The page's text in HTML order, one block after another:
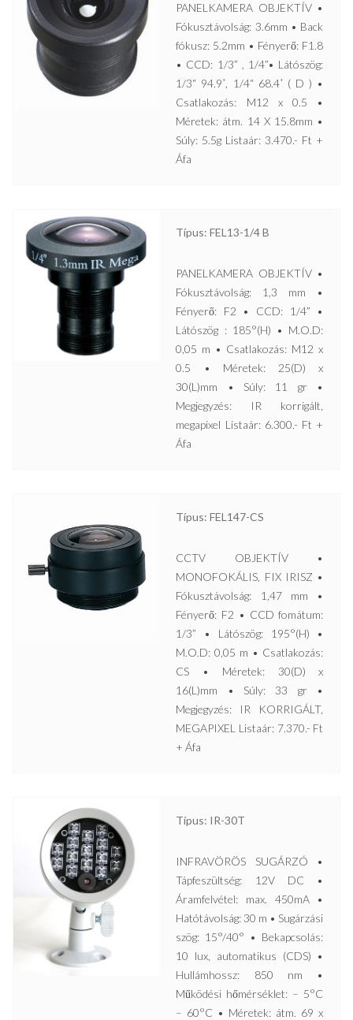
PANELKAMERA OBJEKTÍV •
Fókusztávolság: 3.6mm • Back
fókusz: 5.2mm • Fényerő: F1.8
• CCD: 1/3” , 1/4”• Látószög:
1/3“ 94.9˚, 1/4“ 68.4˚ ( D ) •
Csatlakozás: M12 x 0.5 •
Méretek: átm. 14 X 15.8mm •
Súly: 5.5g Listaár: 3.470.- Ft +
Áfa
Típus: FEL13-1/4 B
PANELKAMERA OBJEKTÍV •
Fókusztávolság: 1,3 mm •
Fényerő: F2 • CCD: 1/4” •
Látószög : 185°(H) • M.O.D:
0,05 m • Csatlakozás: M12 x
0.5 • Méretek: 25(D) x
30(L)mm • Súly: 11 gr •
Megjegyzés: IR korrigált,
megapixel Listaár: 6.300.- Ft +
Áfa
Típus: FEL147-CS
CCTV OBJEKTÍV •
MONOFOKÁLIS, FIX IRISZ •
Fókusztávolság: 1,47 mm •
Fényerő: F2 • CCD fomátum:
1/3” • Látószög: 195°(H) •
M.O.D: 0,05 m • Csatlakozás:
CS • Méretek: 30(D) x
16(L)mm • Súly: 33 gr •
Megjegyzés: IR KORRIGÁLT,
MEGAPIXEL Listaár: 7.370.- Ft
+ Áfa
Típus: IR-30T
INFRAVÖRÖS SUGÁRZÓ •
Tápfeszültség: 12V DC •
Áramfelvétel: max. 450mA •
Hatótávolság: 30 m • Sugárzási
szög: 15°/40° • Bekapcsolás:
10 lux, automatikus (CDS) •
Hullámhossz: 850 nm •
Működési hőmérséklet: – 5°C
– 60°C • Méretek: átm. 69 x